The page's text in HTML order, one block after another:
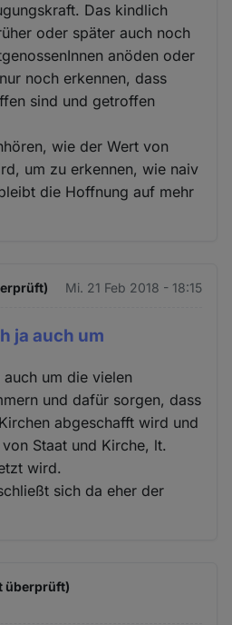
Das kindlich
oder später auch noch
anöden oder
noch erkennen, dass
sind und getroffen
wie der Wert von
um zu erkennen, wie naiv
die Hoffnung auf mehr
Mi. 21 Feb 2018 - 18:15
ja auch um
um die vielen
und dafür sorgen, dass
abgeschafft wird und
Staat und Kirche, lt.
wird.
sich da eher der
überprüft)